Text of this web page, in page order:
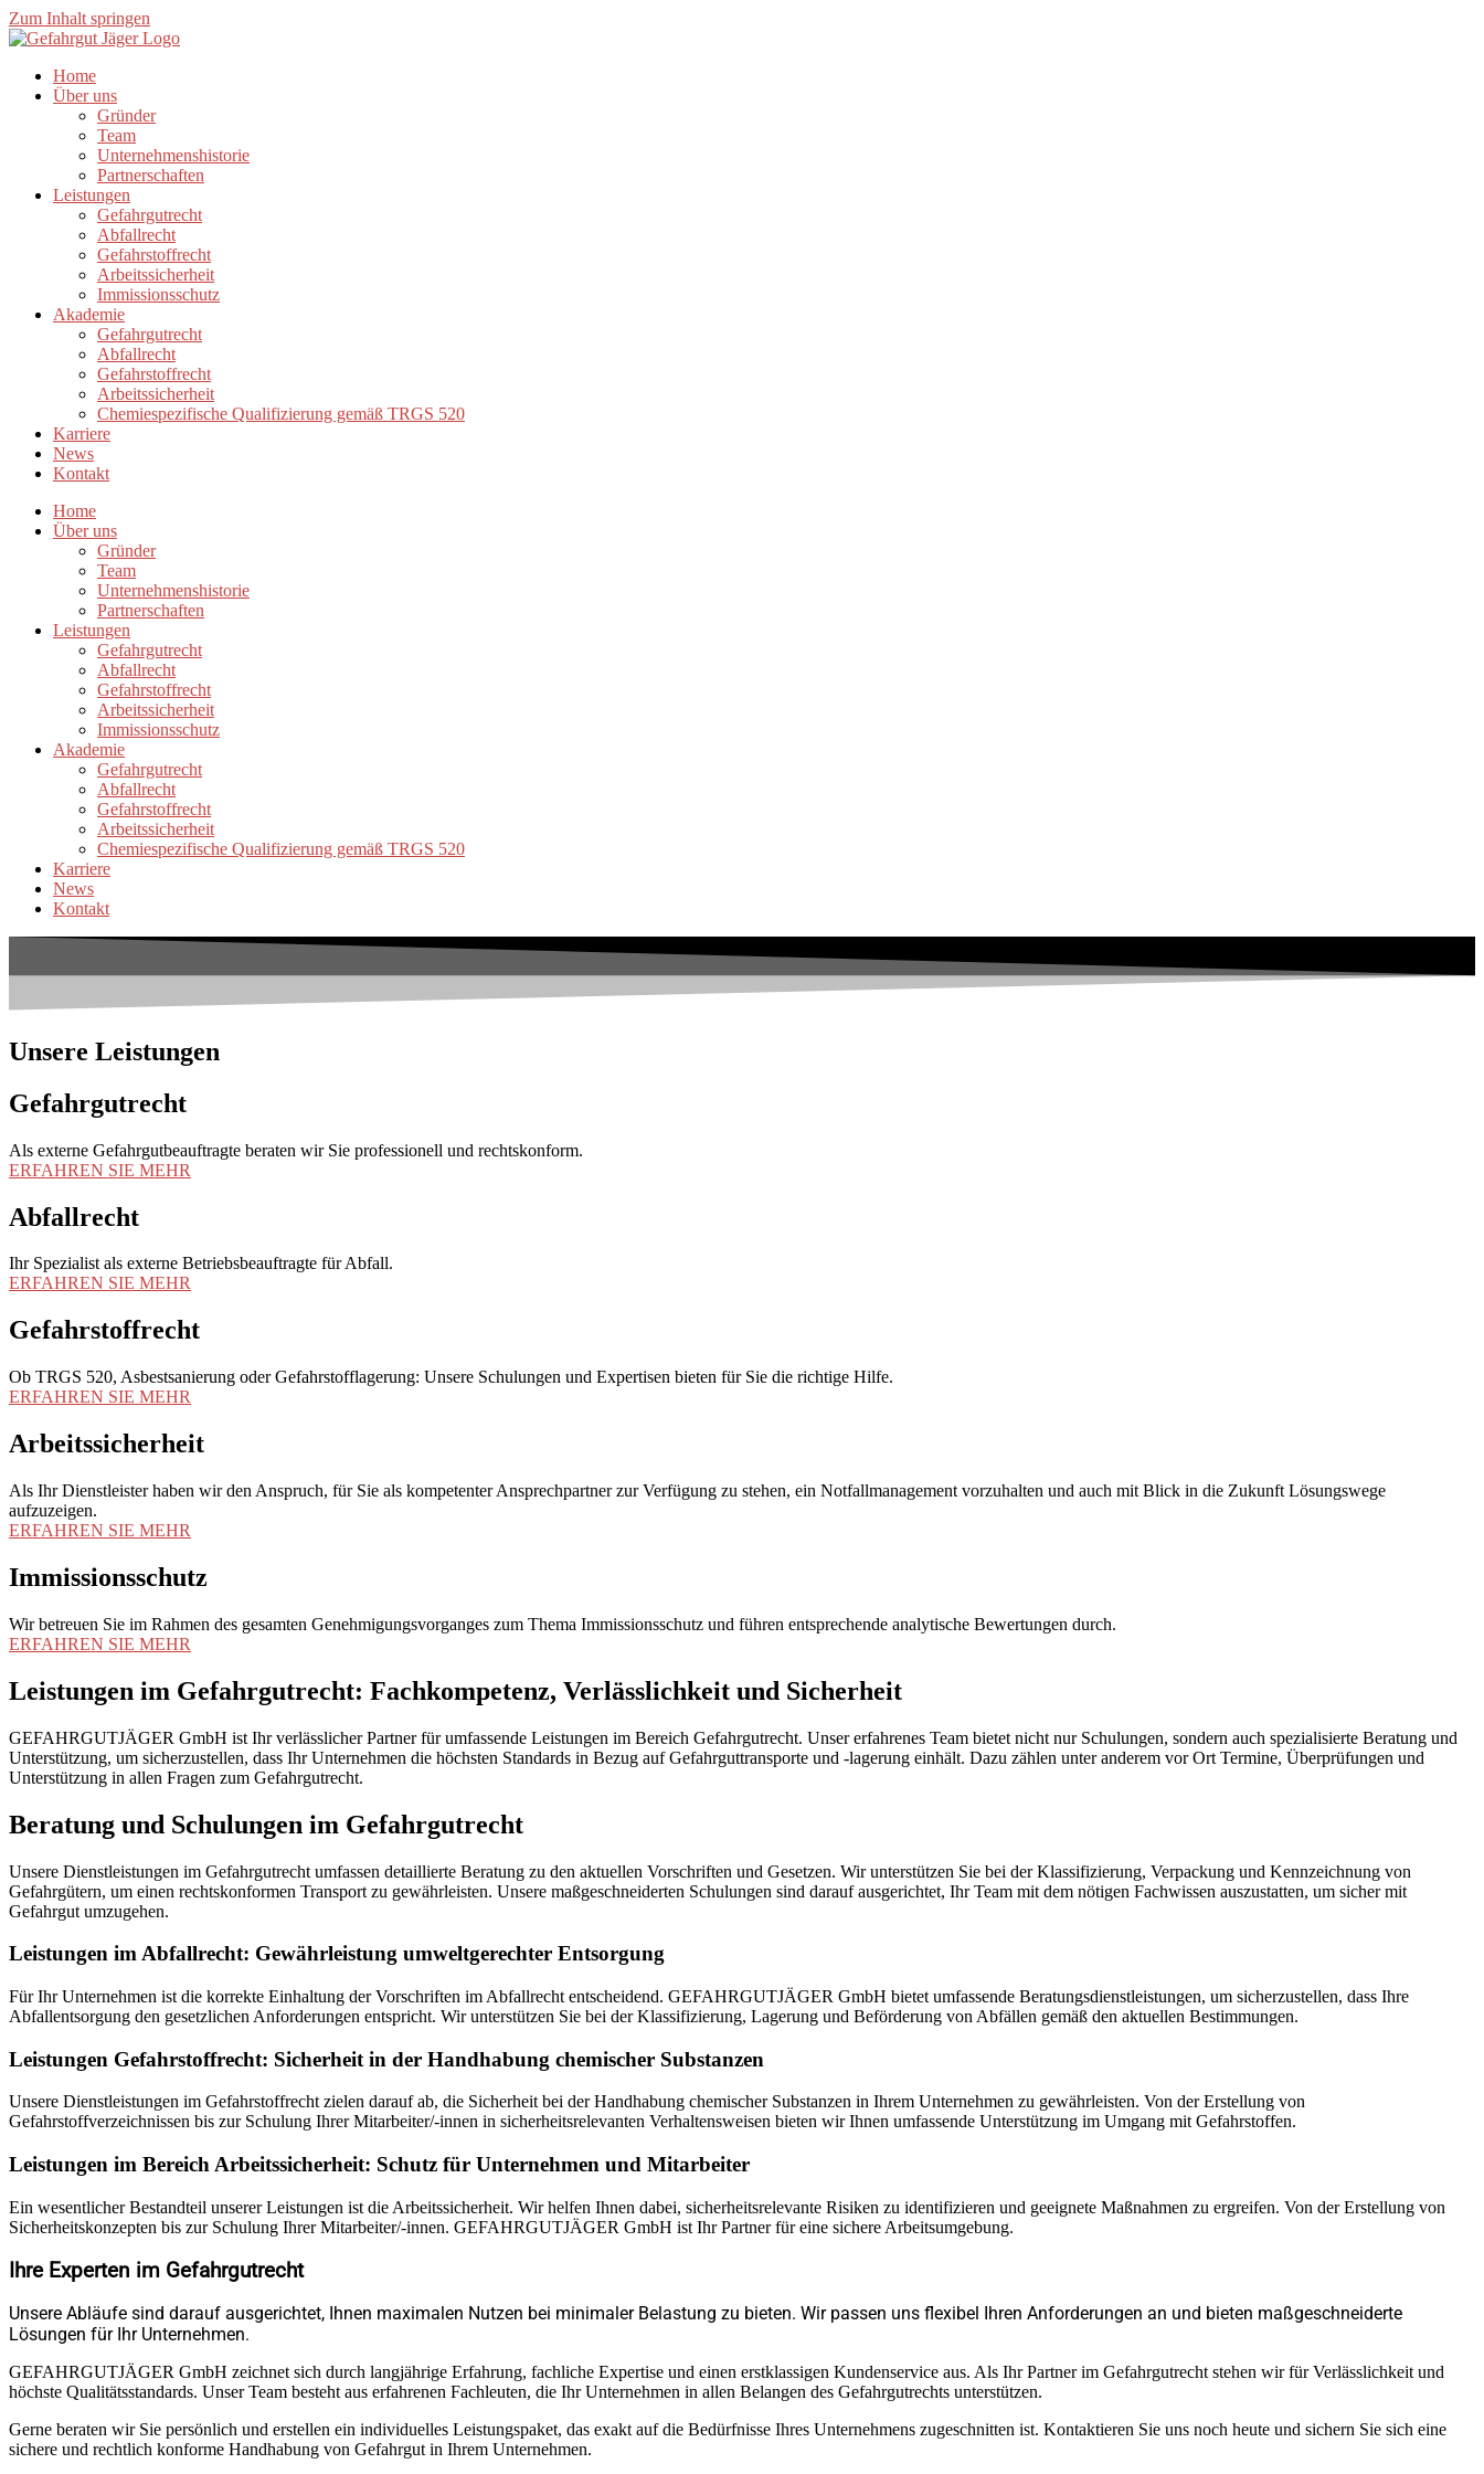
Zum Inhalt springen
Home
Über uns
Gründer
Team
Unternehmenshistorie
Partnerschaften
Leistungen
Gefahrgutrecht
Abfallrecht
Gefahrstoffrecht
Arbeitssicherheit
Immissionsschutz
Akademie
Gefahrgutrecht
Abfallrecht
Gefahrstoffrecht
Arbeitssicherheit
Chemiespezifische Qualifizierung gemäß TRGS 520
Karriere
News
Kontakt
Home
Über uns
Gründer
Team
Unternehmenshistorie
Partnerschaften
Leistungen
Gefahrgutrecht
Abfallrecht
Gefahrstoffrecht
Arbeitssicherheit
Immissionsschutz
Akademie
Gefahrgutrecht
Abfallrecht
Gefahrstoffrecht
Arbeitssicherheit
Chemiespezifische Qualifizierung gemäß TRGS 520
Karriere
News
Kontakt
Unsere Leistungen
Gefahrgutrecht
Als externe Gefahrgutbeauftragte beraten wir Sie professionell und rechtskonform.
ERFAHREN SIE MEHR
Abfallrecht
Ihr Spezialist als externe Betriebsbeauftragte für Abfall.
ERFAHREN SIE MEHR
Gefahrstoffrecht
Ob TRGS 520, Asbestsanierung oder Gefahrstofflagerung: Unsere Schulungen und Expertisen bieten für Sie die richtige Hilfe.
ERFAHREN SIE MEHR
Arbeitssicherheit
Als Ihr Dienstleister haben wir den Anspruch, für Sie als kompetenter Ansprechpartner zur Verfügung zu stehen, ein Notfallmanagement vorzuhalten und auch mit Blick in die Zukunft Lösungswege
aufzuzeigen.
ERFAHREN SIE MEHR
Immissionsschutz
Wir betreuen Sie im Rahmen des gesamten Genehmigungsvorganges zum Thema Immissionsschutz und führen entsprechende analytische Bewertungen durch.
ERFAHREN SIE MEHR
Leistungen im Gefahrgutrecht: Fachkompetenz, Verlässlichkeit und Sicherheit
GEFAHRGUTJÄGER GmbH ist Ihr verlässlicher Partner für umfassende Leistungen im Bereich Gefahrgutrecht. Unser erfahrenes Team bietet nicht nur Schulungen, sondern auch spezialisierte Beratung und
Unterstützung, um sicherzustellen, dass Ihr Unternehmen die höchsten Standards in Bezug auf Gefahrguttransporte und -lagerung einhält. Dazu zählen unter anderem vor Ort Termine, Überprüfungen und
Unterstützung in allen Fragen zum Gefahrgutrecht.
Beratung und Schulungen im Gefahrgutrecht
Unsere Dienstleistungen im Gefahrgutrecht umfassen detaillierte Beratung zu den aktuellen Vorschriften und Gesetzen. Wir unterstützen Sie bei der Klassifizierung, Verpackung und Kennzeichnung von
Gefahrgütern, um einen rechtskonformen Transport zu gewährleisten. Unsere maßgeschneiderten Schulungen sind darauf ausgerichtet, Ihr Team mit dem nötigen Fachwissen auszustatten, um sicher mit
Gefahrgut umzugehen.
Leistungen im Abfallrecht: Gewährleistung umweltgerechter Entsorgung
Für Ihr Unternehmen ist die korrekte Einhaltung der Vorschriften im Abfallrecht entscheidend. GEFAHRGUTJÄGER GmbH bietet umfassende Beratungsdienstleistungen, um sicherzustellen, dass Ihre
Abfallentsorgung den gesetzlichen Anforderungen entspricht. Wir unterstützen Sie bei der Klassifizierung, Lagerung und Beförderung von Abfällen gemäß den aktuellen Bestimmungen.
Leistungen Gefahrstoffrecht: Sicherheit in der Handhabung chemischer Substanzen
Unsere Dienstleistungen im Gefahrstoffrecht zielen darauf ab, die Sicherheit bei der Handhabung chemischer Substanzen in Ihrem Unternehmen zu gewährleisten. Von der Erstellung von
Gefahrstoffverzeichnissen bis zur Schulung Ihrer Mitarbeiter/-innen in sicherheitsrelevanten Verhaltensweisen bieten wir Ihnen umfassende Unterstützung im Umgang mit Gefahrstoffen.
Leistungen im Bereich Arbeitssicherheit: Schutz für Unternehmen und Mitarbeiter
Ein wesentlicher Bestandteil unserer Leistungen ist die Arbeitssicherheit. Wir helfen Ihnen dabei, sicherheitsrelevante Risiken zu identifizieren und geeignete Maßnahmen zu ergreifen. Von der Erstellung von
Sicherheitskonzepten bis zur Schulung Ihrer Mitarbeiter/-innen. GEFAHRGUTJÄGER GmbH ist Ihr Partner für eine sichere Arbeitsumgebung.
Ihre Experten im Gefahrgutrecht
Unsere Abläufe sind darauf ausgerichtet, Ihnen maximalen Nutzen bei minimaler Belastung zu bieten. Wir passen uns flexibel Ihren Anforderungen an und bieten maßgeschneiderte
Lösungen für Ihr Unternehmen.
GEFAHRGUTJÄGER GmbH zeichnet sich durch langjährige Erfahrung, fachliche Expertise und einen erstklassigen Kundenservice aus. Als Ihr Partner im Gefahrgutrecht stehen wir für Verlässlichkeit und
höchste Qualitätsstandards. Unser Team besteht aus erfahrenen Fachleuten, die Ihr Unternehmen in allen Belangen des Gefahrgutrechts unterstützen.
Gerne beraten wir Sie persönlich und erstellen ein individuelles Leistungspaket, das exakt auf die Bedürfnisse Ihres Unternehmens zugeschnitten ist. Kontaktieren Sie uns noch heute und sichern Sie sich eine
sichere und rechtlich konforme Handhabung von Gefahrgut in Ihrem Unternehmen.